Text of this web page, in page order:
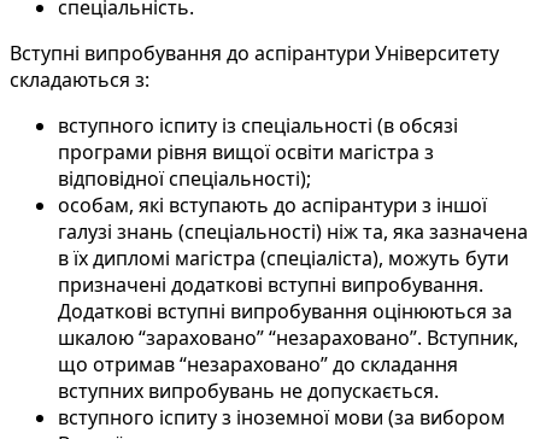
спеціальність.
Вступні випробування до аспірантури Університету
складаються з:
вступного іспиту із спеціальності (в обсязі
програми рівня вищої освіти магістра з
відповідної спеціальності);
особам, які вступають до аспірантури з іншої
галузі знань (спеціальності) ніж та, яка зазначена
в їх дипломі магістра (спеціаліста), можуть бути
призначені додаткові вступні випробування.
Додаткові вступні випробування оцінюються за
шкалою “зараховано” “незараховано”. Вступник,
що отримав “незараховано” до складання
вступних випробувань не допускається.
вступного іспиту з іноземної мови (за вибором